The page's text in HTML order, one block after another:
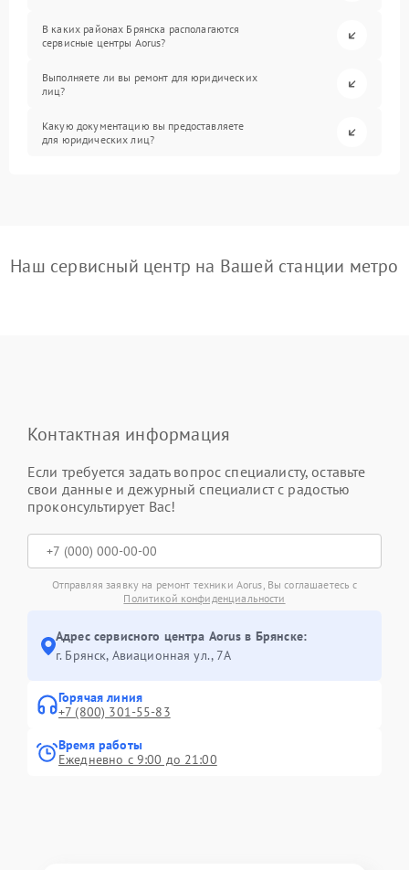
В каких районах Брянска располагаются
сервисные центры Aorus?
Выполняете ли вы ремонт для юридических
лиц?
Какую документацию вы предоставляете
для юридических лиц?
Наш сервисный центр на Вашей станции метро
Контактная информация
Если требуется задать вопрос специалисту, оставьте
свои данные и дежурный специалист с радостью
проконсультирует Вас!
Отправляя заявку на ремонт техники Aorus, Вы соглашаетесь с
Политикой конфиденциальности
Адрес сервисного центра Aorus в Брянске:
г. Брянск, Авиационная ул., 7А
Горячая линия
+7 (800) 301-55-83
Время работы
Ежедневно с 9:00 до 21:00